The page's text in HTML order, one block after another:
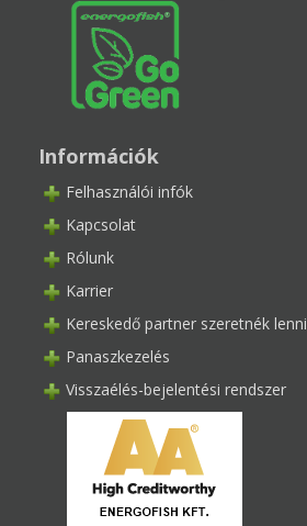
Információk
Felhasználói infók
Kapcsolat
Rólunk
Karrier
Kereskedő partner szeretnék lenni
Panaszkezelés
Visszaélés-bejelentési rendszer